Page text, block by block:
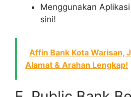
Menggunakan
sini!
Affin Bank Kota Warisan,
Alamat & Arahan Lengkap!